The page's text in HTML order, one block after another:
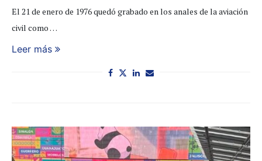
El 21 de enero de 1976 quedó grabado en los anales de la aviación
civil como …
Leer más